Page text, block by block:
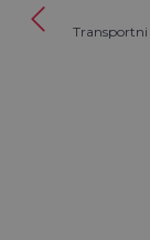
Transportni